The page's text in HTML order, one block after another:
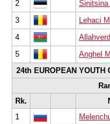
2
3
Lehaci
4
5
Anghel
24th EUROPEAN YOUTH
Rk.
1